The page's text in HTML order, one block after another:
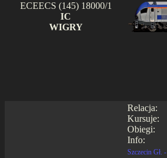
ECEECS (145) 18000/1
IC
WIGRY
Relacja:
Kursuje:
Obiegi:
Info:
Szczecin Gł. -